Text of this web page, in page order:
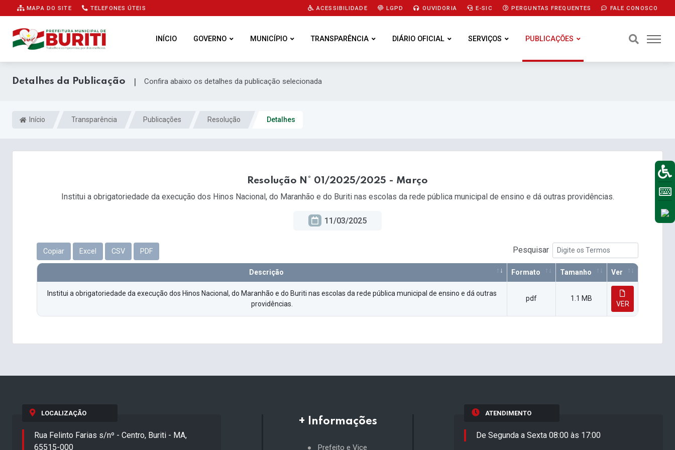
MAPA DO SITE TELEFONES ÚTEIS ACESSIBILIDADE LGPD OUVIDORIA E-SIC PERGUNTAS FREQUENTES FALE CONOSCO
INÍCIO GOVERNO MUNICÍPIO TRANSPARÊNCIA DIÁRIO OFICIAL SERVIÇOS PUBLICAÇÕES
Detalhes da Publicação | Confira abaixo os detalhes da publicação selecionada
Início Transparência Publicações Resolução Detalhes
Resolução N° 01/2025/2025 - Março
Institui a obrigatoriedade da execução dos Hinos Nacional, do Maranhão e do Buriti nas escolas da rede pública municipal de ensino e dá outras providências.
11/03/2025
Copiar Excel CSV PDF Pesquisar
Descrição Formato Tamanho Ver
Institui a obrigatoriedade da execução dos Hinos Nacional, do Maranhão e do Buriti nas escolas da rede pública municipal de ensino e dá outras
providências.
pdf 1.1 MB
VER
LOCALIZAÇÃO
Rua Felinto Farias s/nº - Centro, Buriti - MA,
65515-000
+ Informações
Prefeito e Vice
ATENDIMENTO
De Segunda a Sexta 08:00 às 17:00